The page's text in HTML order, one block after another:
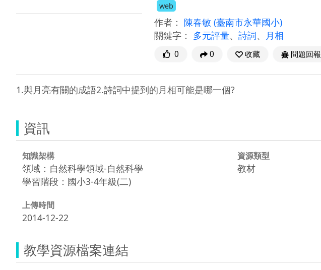
web
作者： 陳春敏 (臺南市永華國小)
關鍵字： 多元評量、 詩詞、 月相
0 0 收藏 問題回報
1.與月亮有關的成語2.詩詞中提到的月相可能是哪一個?
資訊
知識架構
領域：自然科學領域-自然科學
學習階段：國小3-4年級(二)
資源類型
教材
上傳時間
2014-12-22
教學資源檔案連結